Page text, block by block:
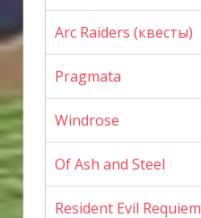
Arc Raiders (квесты)
Pragmata
Windrose
Of Ash and Steel
Resident Evil Requiem